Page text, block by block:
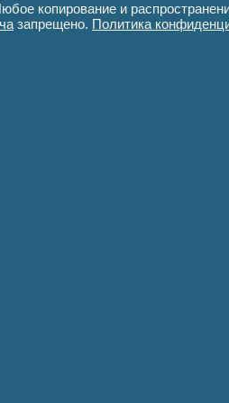
копирование и
запрещено. Политика